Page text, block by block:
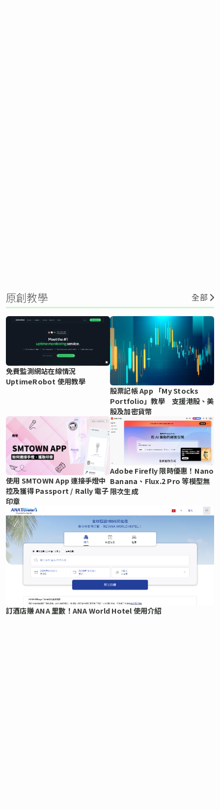
原創教學 全部
免費監測網站在線情況
UptimeRobot 使用教學
股票記帳 App 「My Stocks
Portfolio」教學 支援港股、美
股及加密貨幣
使用 SMTOWN App 連接手燈中
控及獲得 Passport / Rally 電子
印章
Adobe Firefly 限時優惠！Nano
Banana、Flux.2 Pro 等模型無
限次生成
訂酒店賺 ANA 里數！ANA World Hotel 使用介紹